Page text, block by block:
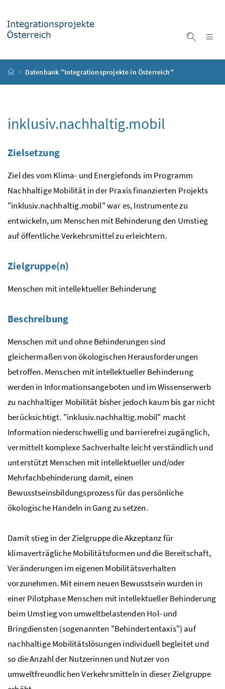
Startseite
Datenbank "Integrationsprojekte in Österreich"
inklusiv.nachhaltig.mobil
Zielsetzung
Ziel des vom Klima- und Energiefonds im Programm
Nachhaltige Mobilität in der Praxis finanzierten Projekts
"inklusiv.nachhaltig.mobil" war es, Instrumente zu
entwickeln, um Menschen mit Behinderung den Umstieg
auf öffentliche Verkehrsmittel zu erleichtern.
Zielgruppe(n)
Menschen mit intellektueller Behinderung
Beschreibung
Menschen mit und ohne Behinderungen sind
gleichermaßen von ökologischen Herausforderungen
betroffen. Menschen mit intellektueller Behinderung
werden in Informationsangeboten und im Wissenserwerb
zu nachhaltiger Mobilität bisher jedoch kaum bis gar nicht
berücksichtigt. "inklusiv.nachhaltig.mobil" macht
Information niederschwellig und barrierefrei zugänglich,
vermittelt komplexe Sachverhalte leicht verständlich und
unterstützt Menschen mit intellektueller und/oder
Mehrfachbehinderung damit, einen
Bewusstseinsbildungsprozess für das persönliche
ökologische Handeln in Gang zu setzen.
Damit stieg in der Zielgruppe die Akzeptanz für
klimaverträgliche Mobilitätsformen und die Bereitschaft,
Veränderungen im eigenen Mobilitätsverhalten
vorzunehmen. Mit einem neuen Bewusstsein wurden in
einer Pilotphase Menschen mit intellektueller Behinderung
beim Umstieg von umweltbelastenden Hol- und
Bringdiensten (sogenannten "Behindertentaxis") auf
nachhaltige Mobilitätslösungen individuell begleitet und
so die Anzahl der Nutzerinnen und Nutzer von
umweltfreundlichen Verkehrsmitteln in dieser Zielgruppe